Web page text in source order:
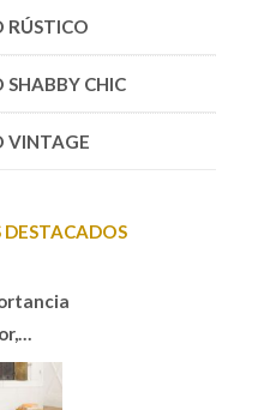
RÚSTICO
SHABBY CHIC
VINTAGE
DESTACADOS